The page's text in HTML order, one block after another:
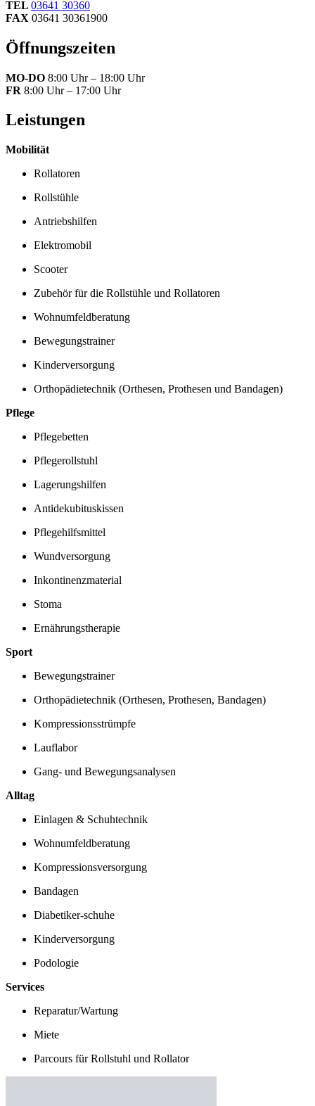
TEL 03641 30360
FAX 03641 30361900
Öffnungszeiten
MO-DO 8:00 Uhr – 18:00 Uhr
FR 8:00 Uhr – 17:00 Uhr
Leistungen
Mobilität
Rollatoren
Rollstühle
Antriebshilfen
Elektromobil
Scooter
Zubehör für die Rollstühle und Rollatoren
Wohnumfeldberatung
Bewegungstrainer
Kinderversorgung
Orthopädietechnik (Orthesen, Prothesen und Bandagen)
Pflege
Pflegebetten
Pflegerollstuhl
Lagerungshilfen
Antidekubituskissen
Pflegehilfsmittel
Wundversorgung
Inkontinenzmaterial
Stoma
Ernährungstherapie
Sport
Bewegungstrainer
Orthopädietechnik (Orthesen, Prothesen, Bandagen)
Kompressionsstrümpfe
Lauflabor
Gang- und Bewegungsanalysen
Alltag
Einlagen & Schuhtechnik
Wohnumfeldberatung
Kompressionsversorgung
Bandagen
Diabetiker-schuhe
Kinderversorgung
Podologie
Services
Reparatur/Wartung
Miete
Parcours für Rollstuhl und Rollator